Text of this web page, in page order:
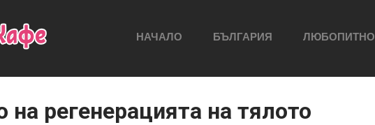
НАЧАЛО БЪЛГАРИЯ ЛЮБОПИТНО
регенерацията на тялото